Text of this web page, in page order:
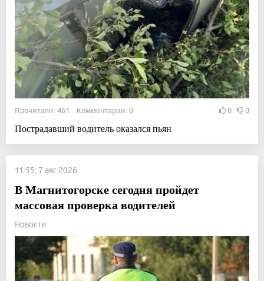
Прочитали: 461 Комментарии: 0 0 0
Пострадавший водитель оказался пьян
11:55, 7 авг 2026
В Магнитогорске сегодня пройдет
массовая проверка водителей
Новости